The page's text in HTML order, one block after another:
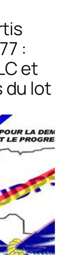
:
et
du lot